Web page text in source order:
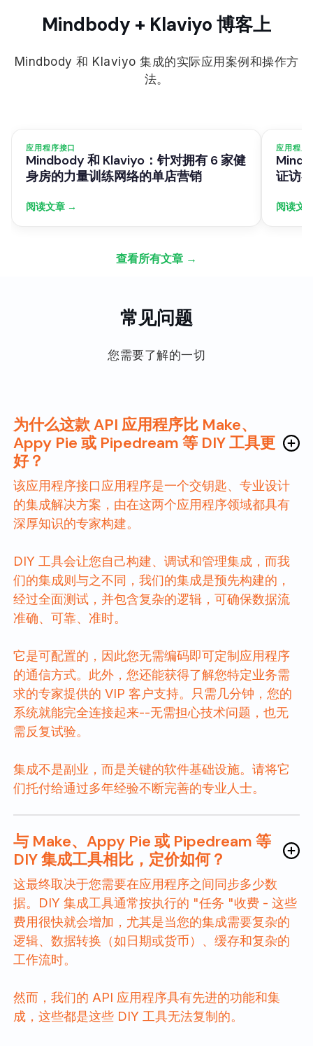
Mindbody + Klaviyo 博客上
Mindbody 和 Klaviyo 集成的实际应用案例和操作方
法。
应用程序接口
Mindbody 和 Klaviyo：针对拥有 6 家健
身房的力量训练网络的单店营销
阅读文章 →
应用程序
证访
阅读文
查看所有文章 →
常见问题
您需要了解的一切
为什么这款 API 应用程序比 Make、
Appy Pie 或 Pipedream 等 DIY 工具更
好？
该应用程序接口应用程序是一个交钥匙、专业设计
的集成解决方案，由在这两个应用程序领域都具有
深厚知识的专家构建。
DIY 工具会让您自己构建、调试和管理集成，而我
们的集成则与之不同，我们的集成是预先构建的，
经过全面测试，并包含复杂的逻辑，可确保数据流
准确、可靠、准时。
它是可配置的，因此您无需编码即可定制应用程序
的通信方式。此外，您还能获得了解您特定业务需
求的专家提供的 VIP 客户支持。只需几分钟，您的
系统就能完全连接起来--无需担心技术问题，也无
需反复试验。
集成不是副业，而是关键的软件基础设施。请将它
们托付给通过多年经验不断完善的专业人士。
与 Make、Appy Pie 或 Pipedream 等
DIY 集成工具相比，定价如何？
这最终取决于您需要在应用程序之间同步多少数
据。DIY 集成工具通常按执行的 "任务 "收费 - 这些
费用很快就会增加，尤其是当您的集成需要复杂的
逻辑、数据转换（如日期或货币）、缓存和复杂的
工作流时。
然而，我们的 API 应用程序具有先进的功能和集
成，这些都是这些 DIY 工具无法复制的。